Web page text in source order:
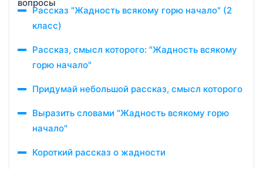
Рассказ "Жадность всякому горю начало" (2
класс)
Рассказ, смысл которого: "Жадность всякому
горю начало"
Придумай небольшой рассказ, смысл которого
Выразить словами "Жадность всякому горю
начало"
Короткий рассказ о жадности